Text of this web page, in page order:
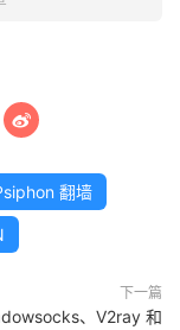

翻墙
下一篇
、V2ray 和